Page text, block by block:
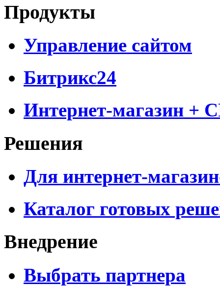
Продукты
Управление сайтом
Битрикс24
Интернет-магазин +
Решения
Для интернет-
Каталог готовых
Внедрение
Выбрать партнера